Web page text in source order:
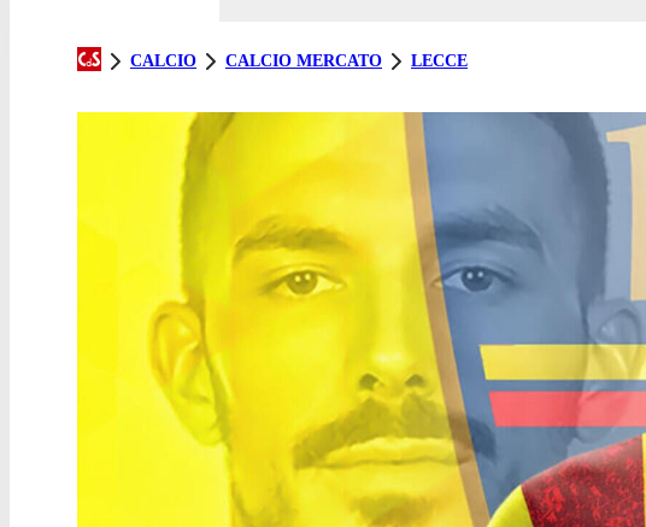
CALCIO CALCIO MERCATO LECCE